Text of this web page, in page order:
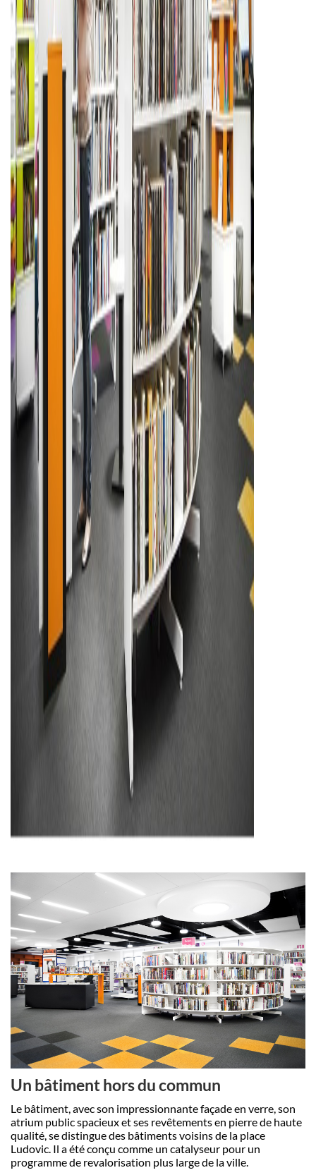
Un bâtiment hors du commun
Le bâtiment, avec son impressionnante façade en verre, son
atrium public spacieux et ses revêtements en pierre de haute
qualité, se distingue des bâtiments voisins de la place
Ludovic. Il a été conçu comme un catalyseur pour un
programme de revalorisation plus large de la ville.